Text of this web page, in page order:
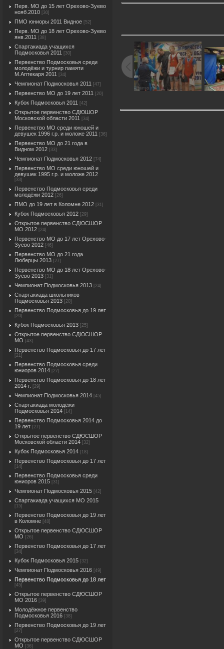
Перв. МО до 15 лет Орехово-Зуево
нояб.2010 [30]
ПМО юниоры 2011 Видное [52]
Перв. МО до 18 лет Орехово-Зуево
янв.2011
[38]
Спартакиада учащихся
Подмосковья 2011
[30]
Первенство Подмосковья среди
молодёжи и турнир памяти
М.Аптекаря 2011
[34]
Чемпионат Подмосковья 2011 [47]
Первенство МО до 19 лет 2011 [20]
Кубок Подмосковья 2011 [42]
Открытое первенство СДЮШОР
Московской области 2011
[34]
Первенство МО среди юношей и
девушек 1996 г.р. и моложе 2011
[36]
Первенство МО до 21 года в
Видном 2012 [33]
Чемпионат Подмосковья 2012 [74]
Первенство МО среди юношей и
девушек 1995 г.р. и моложе 2012
[33]
Первенство Подмосковья среди
молодёжи 2012 [26]
ПМО до 19 лет в Коломне 2012 [31]
Кубок Подмосковья 2012 [29]
Открытое первенство СДЮСШОР
МО 2012 [24]
Первенство МО до 17 лет Орехово-
Зуево 2012 [46]
Первенство МО до 21 года
Люберцы 2013 [27]
Первенство МО до 18 лет Орехово-
Зуево 2013 [31]
Чемпионат Подмосковья 2013 [24]
Спартакиада школьников
Подмосковья 2013 [20]
Первенство Подмосковья до 19 лет
[20]
Кубок Подмосковья 2013 [25]
Открытое первенство СДЮСШОР
МО
[43]
Первенство Подмосковья до 17 лет
[21]
Первенство Подмосковья среди
юниоров 2014 [27]
Первенство Подмосковья до 18 лет
2014 г.
[29]
Чемпионат Подмосковья 2014 [45]
Спартакиада молодёжи
Подмосковья 2014
[14]
Первенство Подмосковья 2014 до
19 лет [27]
Открытое первенство СДЮСШОР
Московской области 2014 [32]
Кубок Подмосковья 2014 [18]
Первенство Подмосковья до 17 лет
[14]
Первенство Подмосковья среди
юниоров 2015 [31]
Чемпионат Подмосковья 2015 [42]
Спартакиада учащихся МО 2015
[15]
Первенство Подмосковья до 19 лет
в Коломне [48]
Открытое первенство СДЮСШОР
МО
[26]
Первенство Подмосковья до 17 лет
[34]
Кубок Подмосковья 2015 [32]
Чемпионат Подмосковья 2016 [49]
Первенство Подмосковья до 18 лет
[45]
Открытое первенство СДЮСШОР
МО 2016 [39]
Молодёжное первенство
Подмосковья 2016 [38]
Первенство Подмосковья до 19 лет
[27]
Открытое первенство СДЮСШОР
МО
[36]